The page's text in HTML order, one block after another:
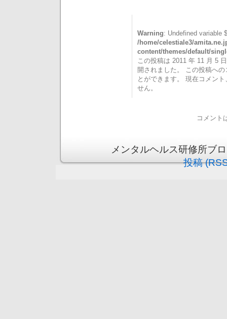
Warning: Undefined variable
/home/celestiale3/
content/themes/default/
この投稿は 2011 年 11 月 5
開されました。 この投稿へ
とができます。 現在コメン
せん。
コメント
メンタルヘルス研修所ブ
投稿